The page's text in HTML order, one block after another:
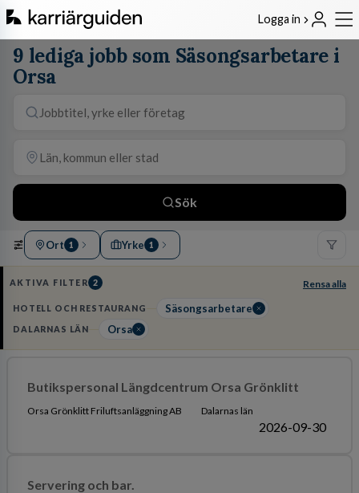
Logga in
9 lediga jobb som Säsongsarbetare i
Orsa
Sök
Ort 1 Yrke 1
AKTIVA FILTER 2 Rensa alla
HOTELL OCH RESTAURANG Säsongsarbetare
DALARNAS LÄN Orsa
Butikspersonal Längdcentrum Orsa Grönklitt
Orsa Grönklitt Friluftsanläggning AB Dalarnas län
2026-09-30
Servering och bar.